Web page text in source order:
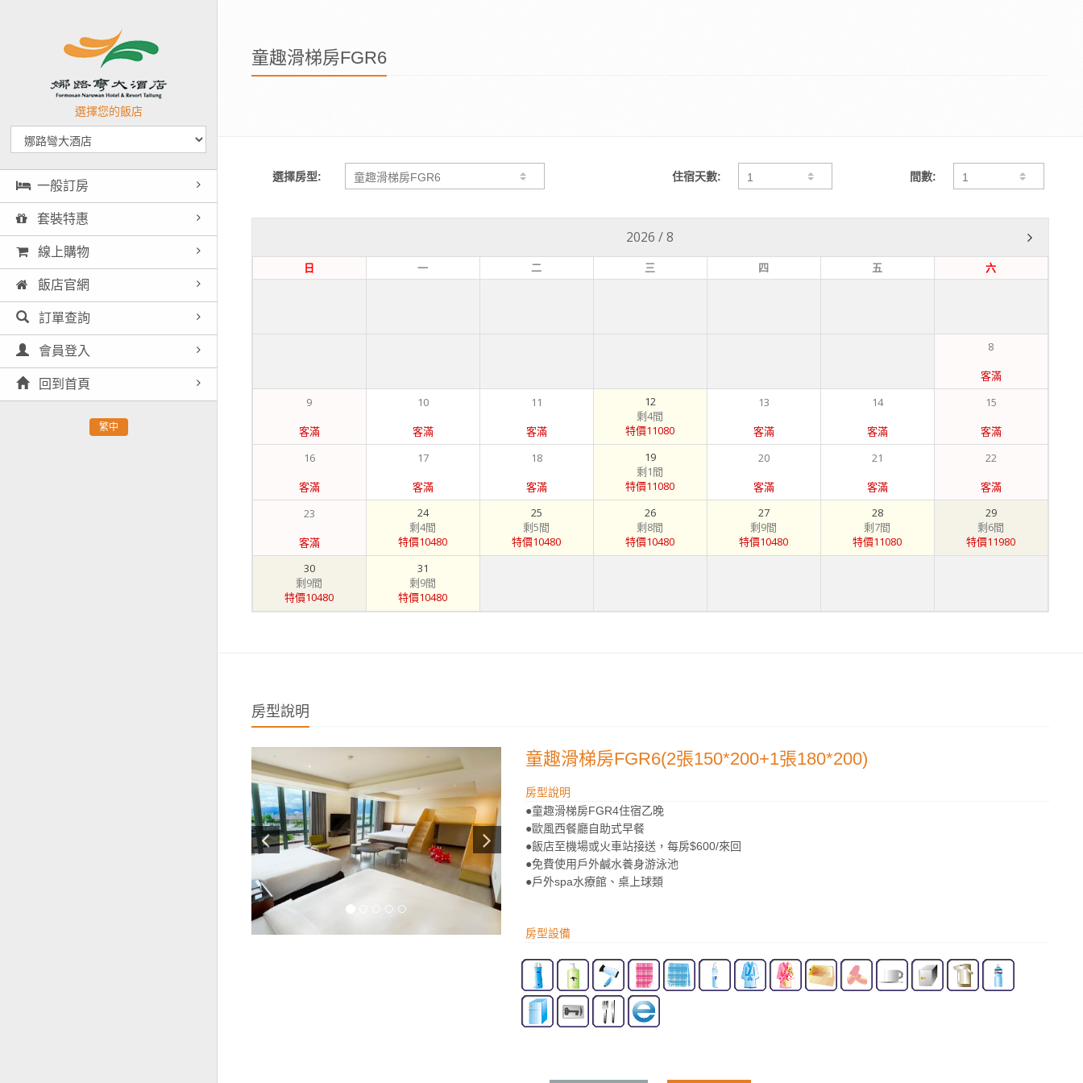
選擇您的飯店
一般訂房
套裝特惠
線上購物
飯店官網
訂單查詢
會員登入
回到首頁
繁中
童趣滑梯房FGR6
選擇房型: 住宿天數: 間數:
2026 /8
日 一 二 三 四 五 六
8
客滿
9
客滿
10
客滿
11
客滿
12
剩4間
特價11080
13
客滿
14
客滿
15
客滿
16
客滿
17
客滿
18
客滿
19
剩1間
特價11080
20
客滿
21
客滿
22
客滿
23
客滿
24
剩4間
特價10480
25
剩5間
特價10480
26
剩8間
特價10480
27
剩9間
特價10480
28
剩7間
特價11080
29
剩6間
特價11980
30
剩9間
特價10480
31
剩9間
特價10480
房型說明
童趣滑梯房FGR6(2張150*200+1張180*200)
房型說明
●童趣滑梯房FGR4住宿乙晚
●歐風西餐廳自助式早餐
●飯店至機場或火車站接送，每房$600/來回
●免費使用戶外鹹水養身游泳池
●戶外spa水療館、桌上球類
房型設備